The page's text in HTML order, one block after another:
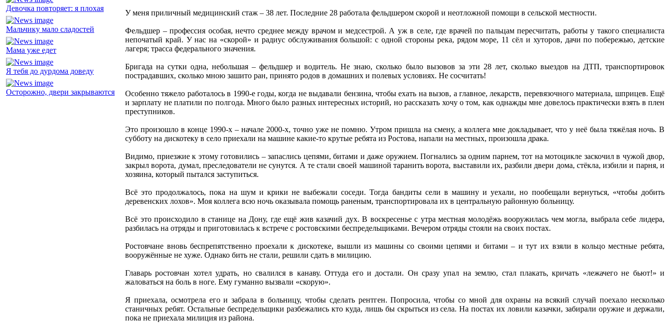
Девочка повторяет: я плохая
Мальчику мало сладостей
Мама уже едет
Я тебя до дурдома доведу
Осторожно, двери закрываются
У меня приличный медицинский стаж – 38 лет. Последние 28 работала фельдшером скорой и неотложной помощи в сельской местности.
Фельдшер – профессия особая, нечто среднее между врачом и медсестрой. А уж в селе, где врачей по пальцам пересчитать, работы у такого специалиста
непочатый край. У нас на «скорой» и радиус обслуживания большой: с одной стороны река, рядом море, 11 сёл и хуторов, дачи по побережью, детские
лагеря; трасса федерального значения.
Бригада на сутки одна, небольшая – фельдшер и водитель. Не знаю, сколько было вызовов за эти 28 лет, сколько выездов на ДТП, транспортировок
пострадавших, сколько мною зашито ран, принято родов в домашних и полевых условиях. Не сосчитать!
Особенно тяжело работалось в 1990-е годы, когда не выдавали бензина, чтобы ехать на вызов, а главное, лекарств, перевязочного материала, шприцев. Ещё
и зарплату не платили по полгода. Много было разных интересных историй, но рассказать хочу о том, как однажды мне довелось практически взять в плен
преступников.
Это произошло в конце 1990-х – начале 2000-х, точно уже не помню. Утром пришла на смену, а коллега мне докладывает, что у неё была тяжёлая ночь. В
субботу на дискотеку в село приехали на машине какие-то крутые ребята из Ростова, напали на местных, произошла драка.
Видимо, приезжие к этому готовились – запаслись цепями, битами и даже оружием. Погнались за одним парнем, тот на мотоцикле заскочил в чужой двор,
закрыл ворота, думал, преследователи не сунутся. А те стали своей машиной таранить ворота, выставили их, разбили двери дома, стёкла, избили и парня, и
хозяина, который пытался заступиться.
Всё это продолжалось, пока на шум и крики не выбежали соседи. Тогда бандиты сели в машину и уехали, но пообещали вернуться, «чтобы добить
деревенских лохов». Моя коллега всю ночь оказывала помощь раненым, транспортировала их в центральную районную больницу.
Всё это происходило в станице на Дону, где ещё жив казачий дух. В воскресенье с утра местная молодёжь вооружилась чем могла, выбрала себе лидера,
разбилась на отряды и приготовилась к встрече с ростовскими беспредельщиками. Вечером отряды стояли на своих постах.
Ростовчане вновь беспрепятственно проехали к дискотеке, вышли из машины со своими цепями и битами – и тут их взяли в кольцо местные ребята,
вооружённые не хуже. Однако бить не стали, решили сдать в милицию.
Главарь ростовчан хотел удрать, но свалился в канаву. Оттуда его и достали. Он сразу упал на землю, стал плакать, кричать «лежачего не бьют!» и
жаловаться на боль в ноге. Ему гуманно вызвали «скорую».
Я приехала, осмотрела его и забрала в больницу, чтобы сделать рентген. Попросила, чтобы со мной для охраны на всякий случай поехало несколько
станичных ребят. Остальные беспредельщики разбежались кто куда, лишь бы скрыться из села. На постах их ловили казачки, забирали оружие и держали,
пока не приехала милиция из района.